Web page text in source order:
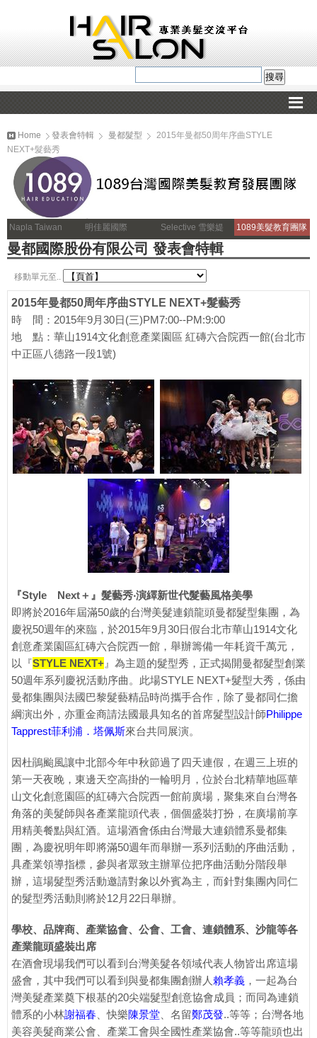
Home 發表會特輯 曼都髮型
2015年曼都50周年序曲STYLE
NEXT+髮藝秀
Napla Taiwan 明佳麗國際 Selective 雪樂媞 1089美髮教育團隊
曼都國際股份有限公司 發表會特輯
移動單元至..
2015年曼都50周年序曲STYLE NEXT+髮藝秀
時 間：2015年9月30日(三)PM7:00--PM:9:00
地 點：華山1914文化創意產業園區 紅磚六合院西一館(台北市
中正區八德路一段1號)
『Style Next＋』髮藝秀‧演繹新世代髮藝風格美學
即將於2016年屆滿50歲的台灣美髮連鎖龍頭曼都髮型集團，為
慶祝50週年的來臨，於2015年9月30日假台北市華山1914文化
創意產業園區紅磚六合院西一館，舉辦籌備一年耗資千萬元，
以『STYLE NEXT+ 』為主題的髮型秀，正式揭開曼都髮型創業
50週年系列慶祝活動序曲。此場STYLE NEXT+髮型大秀，係由
曼都集團與法國巴黎髮藝精品時尚攜手合作，除了曼都同仁擔
綱演出外，亦重金商請法國最具知名的首席髮型設計師Philippe
Tapprest菲利浦．塔佩斯來台共同展演。
因杜鵑颱風讓中北部今年中秋節過了四天連假，在週三上班的
第一天夜晚，東邊天空高掛的一輪明月，位於台北精華地區華
山文化創意園區的紅磚六合院西一館前廣場，聚集來自台灣各
角落的美髮師與各產業龍頭代表，個個盛裝打扮，在廣場前享
用精美餐點與紅酒。這場酒會係由台灣最大連鎖體系曼都集
團，為慶祝明年即將滿50週年而舉辦一系列活動的序曲活動，
具產業領導指標，參與者眾致主辦單位把序曲活動分階段舉
辦，這場髮型秀活動邀請對象以外賓為主，而針對集團內同仁
的髮型秀活動則將於12月22日舉辦。
學校、品牌商、產業協會、公會、工會、連鎖體系、沙龍等各
產業龍頭盛裝出席
在酒會現場我們可以看到台灣美髮各領域代表人物皆出席這場
盛會，其中我們可以看到與曼都集團創辦人 賴孝義 ，一起為台
灣美髮產業奠下根基的20尖端髮型創意協會成員；而同為連鎖
體系的小林謝福春 、快樂陳景堂 、名留鄭茂發..等等；台灣各地
美容美髮商業公會、產業工會與全國性產業協會..等等龍頭也出